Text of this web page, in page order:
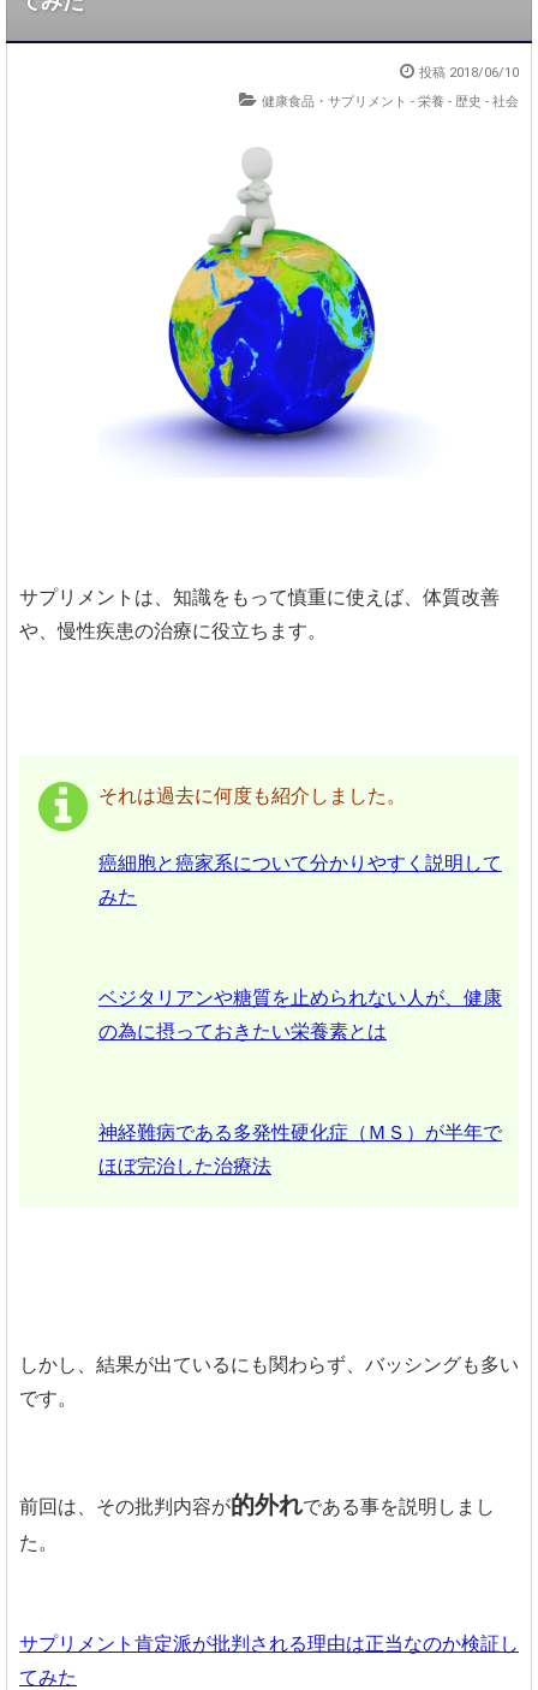
投稿 2018/06/10
健康食品・サプリメント - 栄養 - 歴史 - 社会
サプリメントは、知識をもって慎重に使えば、体質改善
や、慢性疾患の治療に役立ちます。
それは過去に何度も紹介しました。
癌細胞と癌家系について分かりやすく説明して
みた
ベジタリアンや糖質を止められない人が、健康
の為に摂っておきたい栄養素とは
神経難病である多発性硬化症（ＭＳ）が半年で
ほぼ完治した治療法
しかし、結果が出ているにも関わらず、バッシングも多い
です。
前回は、その批判内容が的外れである事を説明しまし
た。
サプリメント肯定派が批判される理由は正当なのか検証し
てみた